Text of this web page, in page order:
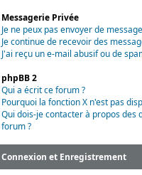
Messagerie Privée
Je ne peux pas envoyer de
Je continue de recevoir des
J'ai reçu un e-mail abusif ou de
phpBB 2
Qui a écrit ce forum ?
Pourquoi la fonction X n'est pas
Qui dois-je contacter à propos
forum ?
Connexion et Enregistrement